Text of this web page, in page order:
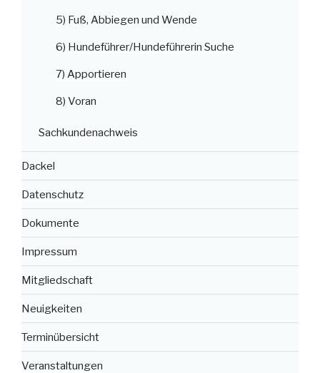
5) Fuß, Abbiegen und Wende
6) Hundeführer/Hundeführerin Suche
7) Apportieren
8) Voran
Sachkundenachweis
Dackel
Datenschutz
Dokumente
Impressum
Mitgliedschaft
Neuigkeiten
Terminübersicht
Veranstaltungen